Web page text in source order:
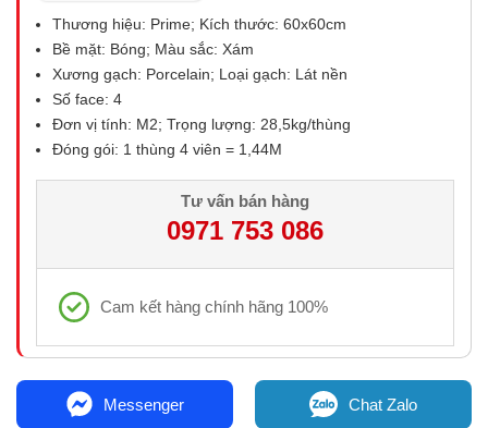
Thương hiệu: Prime; Kích thước: 60x60cm
Bề mặt: Bóng; Màu sắc: Xám
Xương gạch: Porcelain; Loại gạch: Lát nền
Số face: 4
Đơn vị tính: M2; Trọng lượng: 28,5kg/thùng
Đóng gói: 1 thùng 4 viên = 1,44M
Tư vấn bán hàng
0971 753 086
Cam kết hàng chính hãng 100%
Messenger Chat Zalo